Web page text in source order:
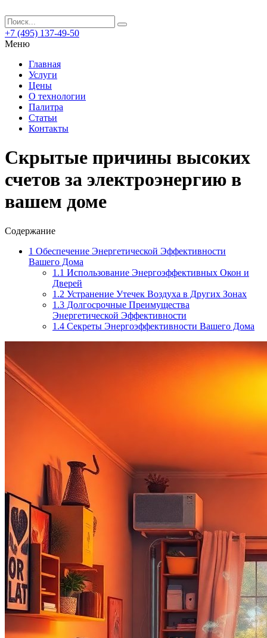
+7 (495) 137-49-50
Меню
Главная
Услуги
Цены
О технологии
Палитра
Статьи
Контакты
Скрытые причины высоких
счетов за электроэнергию в
вашем доме
Содержание
1 Обеспечение Энергетической Эффективности
Вашего Дома
1.1 Использование Энергоэффективных Окон и
Дверей
1.2 Устранение Утечек Воздуха в Других Зонах
1.3 Долгосрочные Преимущества
Энергетической Эффективности
1.4 Секреты Энергоэффективности Вашего Дома